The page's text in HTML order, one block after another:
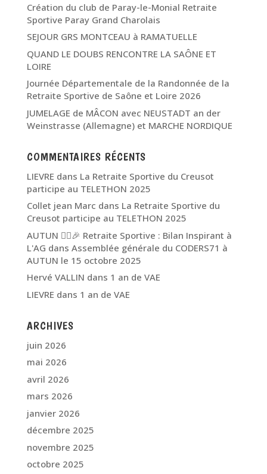
Création du club de Paray-le-Monial Retraite
Sportive Paray Grand Charolais
SEJOUR GRS MONTCEAU à RAMATUELLE
QUAND LE DOUBS RENCONTRE LA SAÔNE ET
LOIRE
Journée Départementale de la Randonnée de la
Retraite Sportive de Saône et Loire 2026
JUMELAGE de MÂCON avec NEUSTADT an der
Weinstrasse (Allemagne) et MARCHE NORDIQUE
COMMENTAIRES RÉCENTS
LIEVRE dans La Retraite Sportive du Creusot
participe au TELETHON 2025
Collet jean Marc dans La Retraite Sportive du
Creusot participe au TELETHON 2025
AUTUN 🏃‍♂️🎉 Retraite Sportive : Bilan Inspirant à
L'AG dans Assemblée générale du CODERS71 à
AUTUN le 15 octobre 2025
Hervé VALLIN dans 1 an de VAE
LIEVRE dans 1 an de VAE
ARCHIVES
juin 2026
mai 2026
avril 2026
mars 2026
janvier 2026
décembre 2025
novembre 2025
octobre 2025